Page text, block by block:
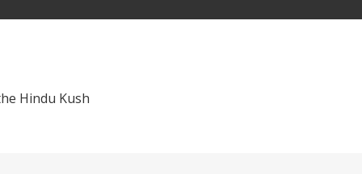
Hindu Kush